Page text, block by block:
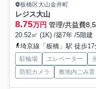
板橋区大山金井町
レジス大山
8.75万円 管理/共益費
20.52㎡ (1K) /築7年 /5階建
埼京線「板橋」駅 徒歩17
駐輪場 エレベーター
防犯カメラ
敷地内ごみ